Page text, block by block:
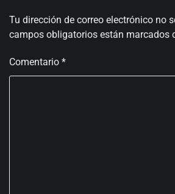
Tu dirección de correo electrónico no
campos obligatorios están marcados
Comentario *